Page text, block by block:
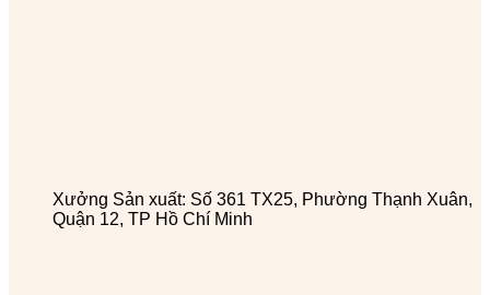
Xưởng Sản xuất: Số 361 TX25, Phường Thạnh Xuân,
Quận 12, TP Hồ Chí Minh